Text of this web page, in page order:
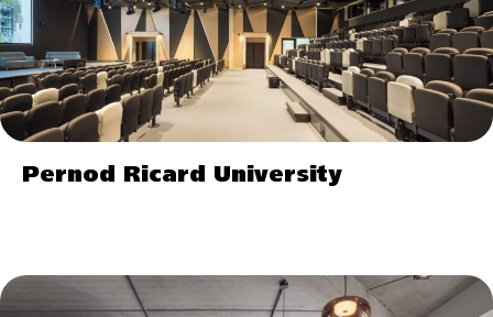
Pernod Ricard University